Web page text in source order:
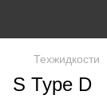
Техжидкости
S Type D